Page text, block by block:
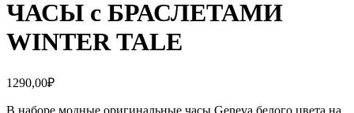
ЧАСЫ с БРАСЛЕТАМИ
WINTER TALE
1290,00₽
В наборе модные оригинальные часы Geneva белого цвета на